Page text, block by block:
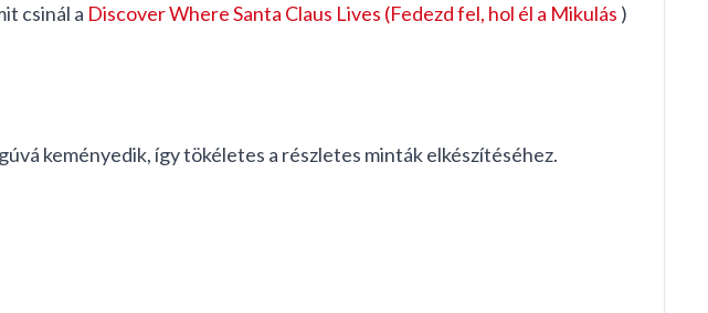
csinál a Discover Where Santa Claus Lives (Fedezd fel, hol él a Mikulás )
keményedik, így tökéletes a részletes minták elkészítéséhez.